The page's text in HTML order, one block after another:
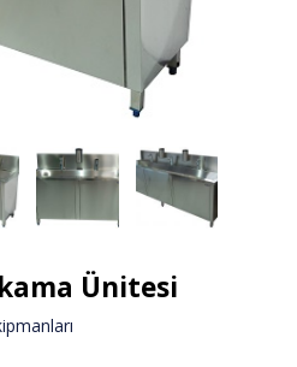
Ünitesi